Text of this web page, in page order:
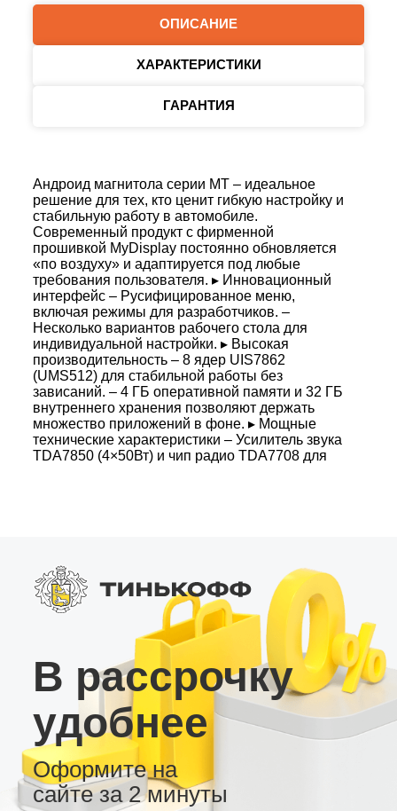
ОПИСАНИЕ
ХАРАКТЕРИСТИКИ
ГАРАНТИЯ
Андроид магнитола серии MT – идеальное
решение для тех, кто ценит гибкую настройку и
стабильную работу в автомобиле.
Современный продукт с фирменной
прошивкой MyDisplay постоянно обновляется
«по воздуху» и адаптируется под любые
требования пользователя. ▸ Инновационный
интерфейс – Русифицированное меню,
включая режимы для разработчиков. –
Несколько вариантов рабочего стола для
индивидуальной настройки. ▸ Высокая
производительность – 8 ядер UIS7862
(UMS512) для стабильной работы без
зависаний. – 4 ГБ оперативной памяти и 32 ГБ
внутреннего хранения позволяют держать
множество приложений в фоне. ▸ Мощные
технические характеристики – Усилитель звука
TDA7850 (4×50Вт) и чип радио TDA7708 для
удобства в вашем автомобиле.
В рассрочку
удобнее
Оформите на
сайте за 2 минуты